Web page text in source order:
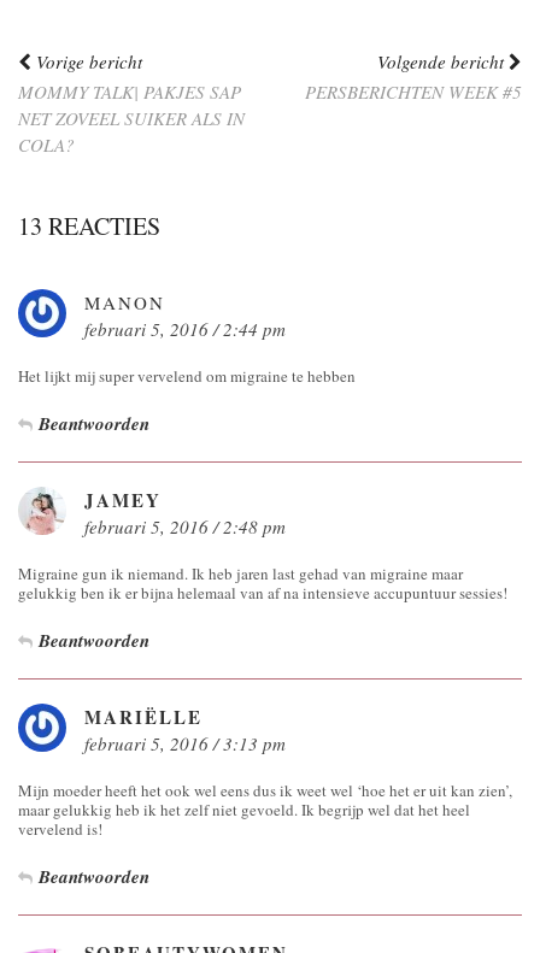
Vorige bericht
MOMMY TALK| PAKJES SAP
NET ZOVEEL SUIKER ALS IN
COLA?
Volgende bericht
PERSBERICHTEN WEEK #5
13 REACTIES
MANON
februari 5, 2016 / 2:44 pm
Het lijkt mij super vervelend om migraine te hebben
Beantwoorden
JAMEY
februari 5, 2016 / 2:48 pm
Migraine gun ik niemand. Ik heb jaren last gehad van migraine maar
gelukkig ben ik er bijna helemaal van af na intensieve accupuntuur sessies!
Beantwoorden
MARIËLLE
februari 5, 2016 / 3:13 pm
Mijn moeder heeft het ook wel eens dus ik weet wel ‘hoe het er uit kan zien’,
maar gelukkig heb ik het zelf niet gevoeld. Ik begrijp wel dat het heel
vervelend is!
Beantwoorden